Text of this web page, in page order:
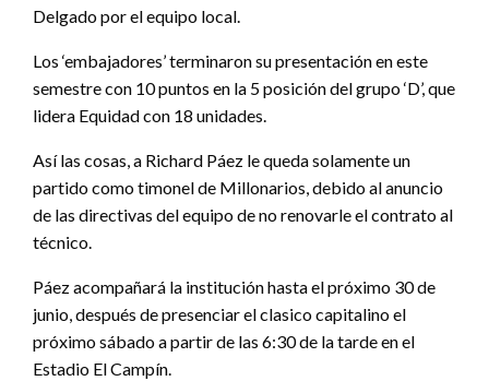
Delgado por el equipo local.
Los ‘embajadores’ terminaron su presentación en este
semestre con 10 puntos en la 5 posición del grupo ‘D’, que
lidera Equidad con 18 unidades.
Así las cosas, a Richard Páez le queda solamente un
partido como timonel de Millonarios, debido al anuncio
de las directivas del equipo de no renovarle el contrato al
técnico.
Páez acompañará la institución hasta el próximo 30 de
junio, después de presenciar el clasico capitalino el
próximo sábado a partir de las 6:30 de la tarde en el
Estadio El Campín.